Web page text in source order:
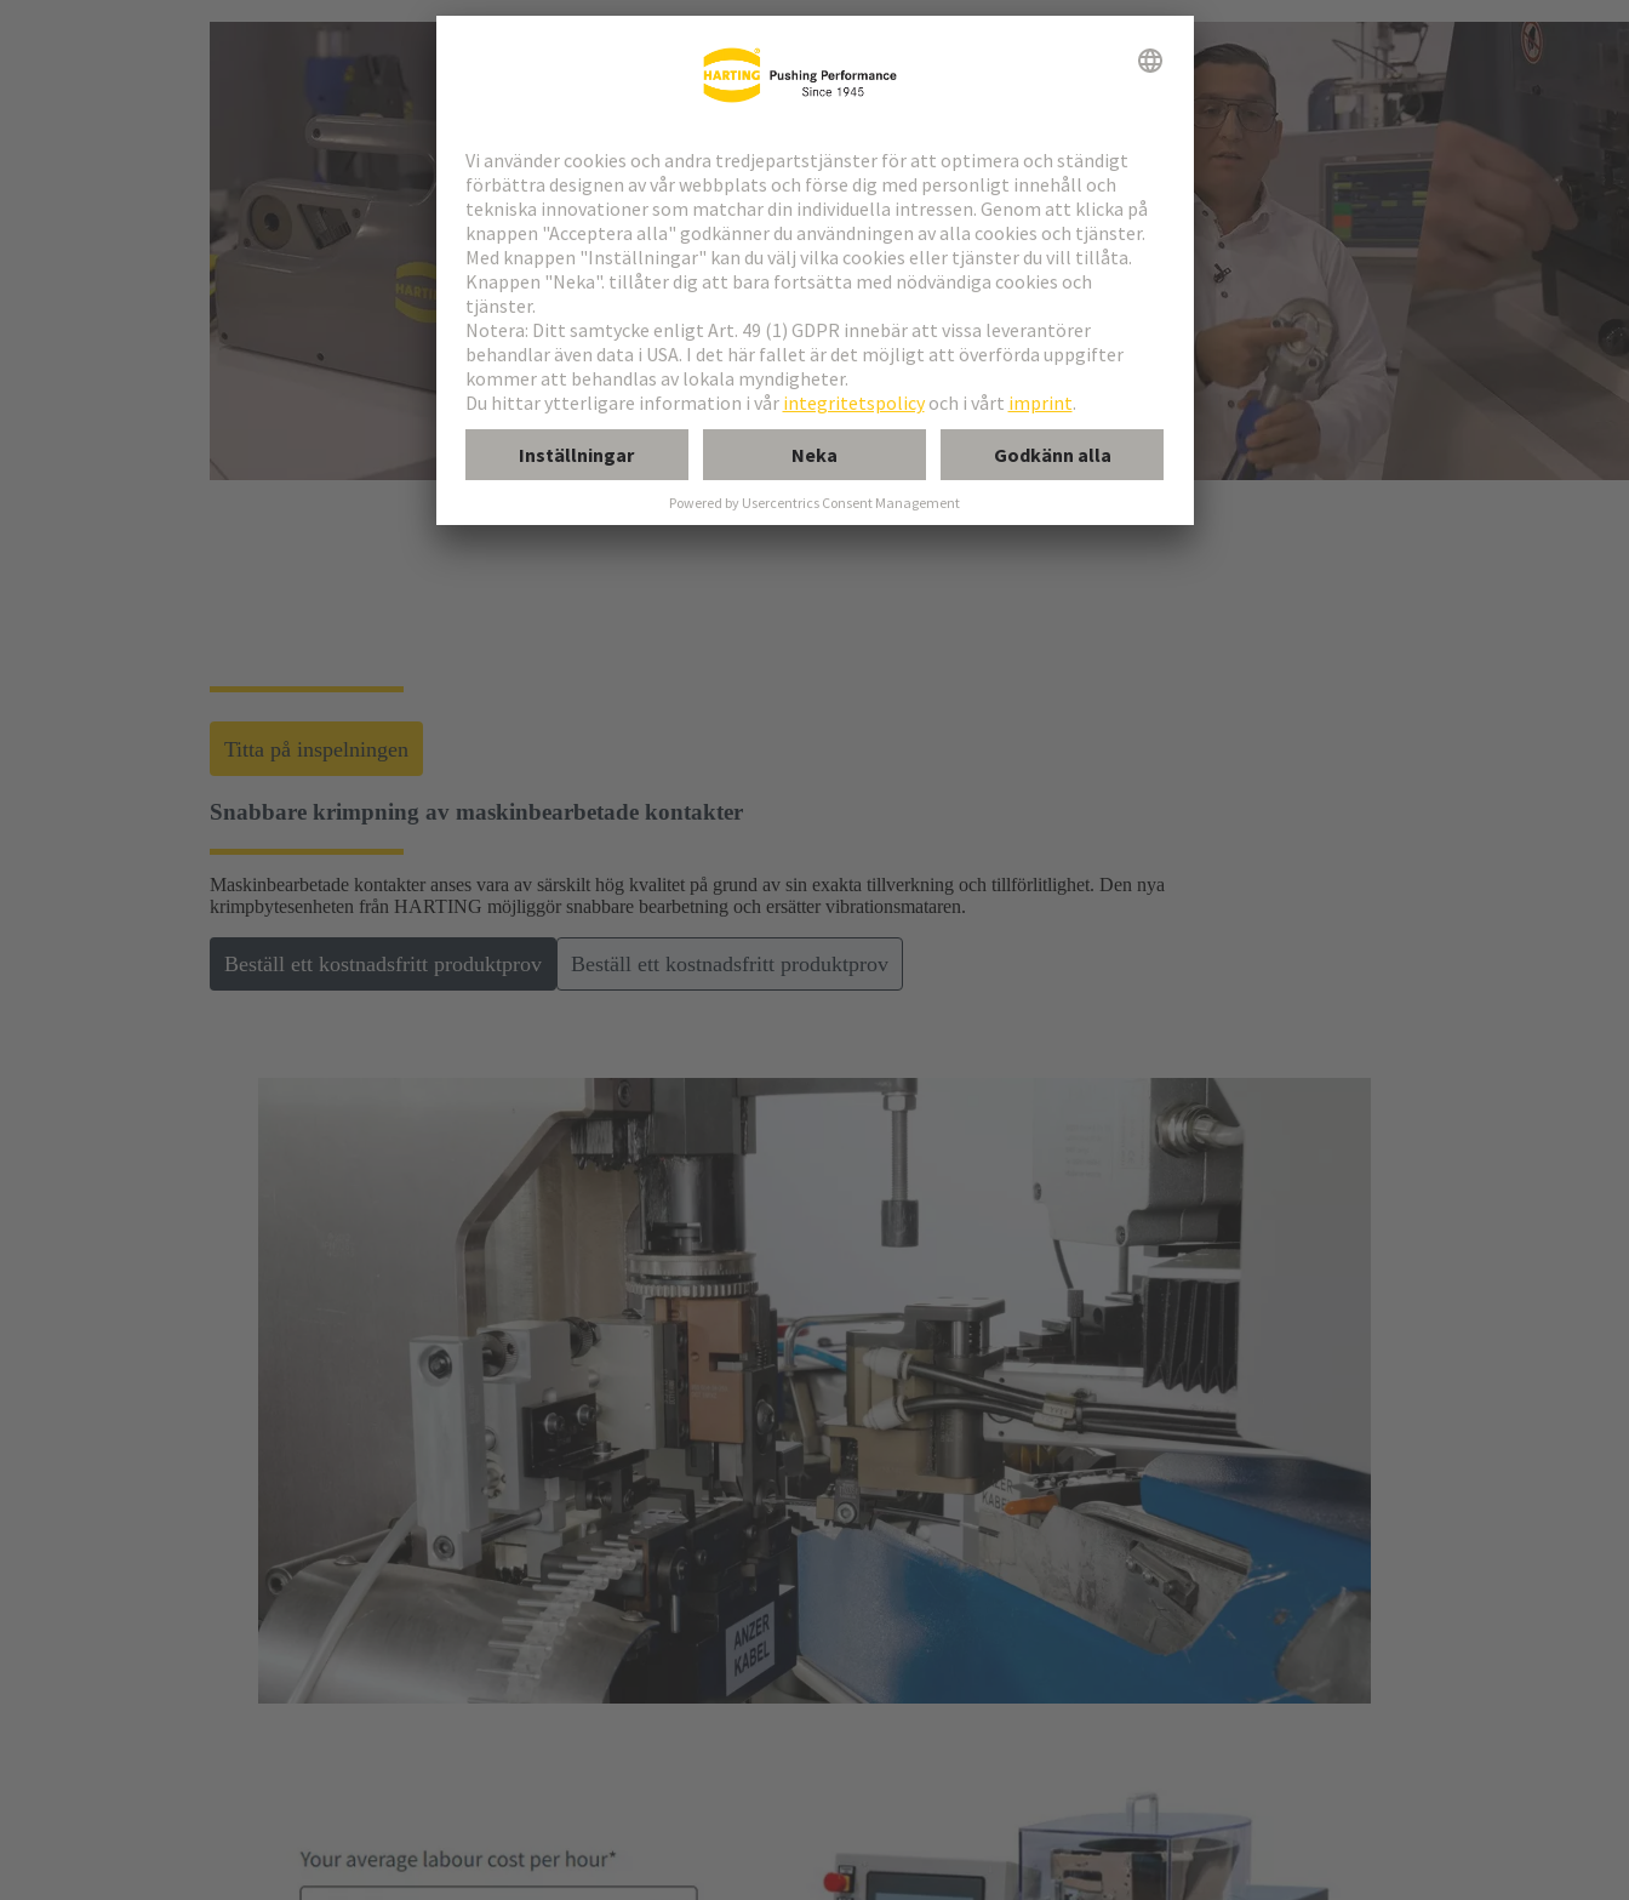
Titta på inspelningen
Snabbare krimpning av maskinbearbetade kontakter
Maskinbearbetade kontakter anses vara av särskilt hög kvalitet på grund av sin exakta tillverkning och tillförlitlighet. Den nya
krimpbytesenheten från HARTING möjliggör snabbare bearbetning och ersätter vibrationsmataren.
Beställ ett kostnadsfritt produktprov Beställ ett kostnadsfritt produktprov